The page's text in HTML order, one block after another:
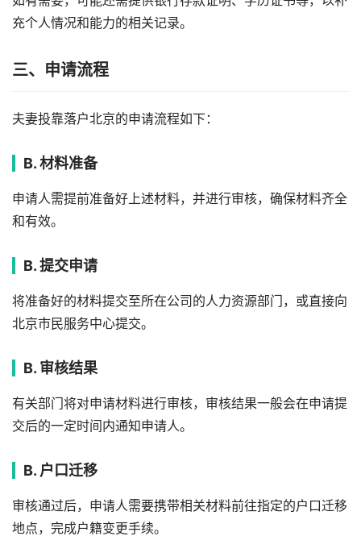
充个人情况和能力的相关记录。
三、申请流程
夫妻投靠落户北京的申请流程如下：
B. 材料准备
申请人需提前准备好上述材料，并进行审核，确保材料齐全
和有效。
B. 提交申请
将准备好的材料提交至所在公司的人力资源部门，或直接向
北京市民服务中心提交。
B. 审核结果
有关部门将对申请材料进行审核，审核结果一般会在申请提
交后的一定时间内通知申请人。
B. 户口迁移
审核通过后，申请人需要携带相关材料前往指定的户口迁移
地点，完成户籍变更手续。